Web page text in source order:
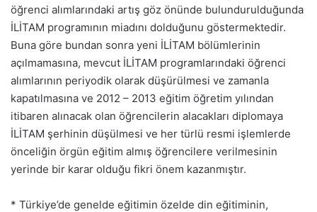
öğrenci alımlarındaki artış göz önünde bulundurulduğunda
İLİTAM programının miadını dolduğunu göstermektedir.
Buna göre bundan sonra yeni İLİTAM bölümlerinin
açılmamasına, mevcut İLİTAM programlarındaki öğrenci
alımlarının periyodik olarak düşürülmesi ve zamanla
kapatılmasına ve 2012 – 2013 eğitim öğretim yılından
itibaren alınacak olan öğrencilerin alacakları diplomaya
İLİTAM şerhinin düşülmesi ve her türlü resmi işlemlerde
önceliğin örgün eğitim almış öğrencilere verilmesinin
yerinde bir karar olduğu fikri önem kazanmıştır.
* Türkiye’de genelde eğitimin özelde din eğitiminin,